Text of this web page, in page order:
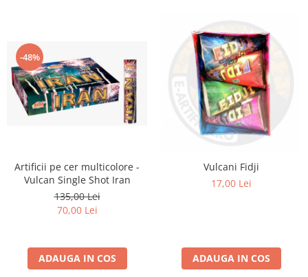
-48%
Artificii pe cer multicolore -
Vulcan Single Shot Iran
135,00 Lei
70,00 Lei
ADAUGA IN COS
Vulcani Fidji
17,00 Lei
ADAUGA IN COS